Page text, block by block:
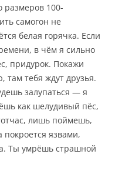
размеров 100-
самогон не
белая горячка. Если
в чём я сильно
придурок. Покажи
там тебя ждут друзья.
залупаться — я
как шелудивый пёс,
лишь поймешь,
язвами,
Ты умрёшь страшной